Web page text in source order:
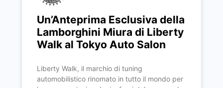
Un’Anteprima Esclusiva della
Lamborghini Miura di Liberty
Walk al Tokyo Auto Salon
Liberty Walk, il marchio di tuning
automobilistico rinomato in tutto il mondo per